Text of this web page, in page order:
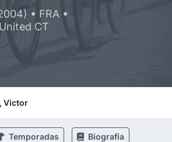
• FRA •
CT
Victor
Temporadas Biografía